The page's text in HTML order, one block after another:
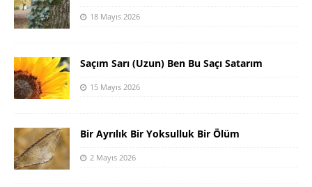
18 Mayıs 2026
Saçım Sarı (Uzun) Ben Bu Saçı Satarım
15 Mayıs 2026
Bir Ayrılık Bir Yoksulluk Bir Ölüm
2 Mayıs 2026